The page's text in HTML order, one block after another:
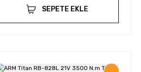
SEPETE EKLE